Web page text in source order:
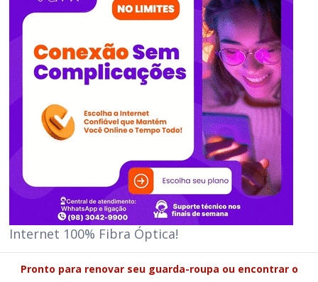
Internet 100% Fibra Óptica!
Pronto para renovar seu guarda-roupa ou encontrar o